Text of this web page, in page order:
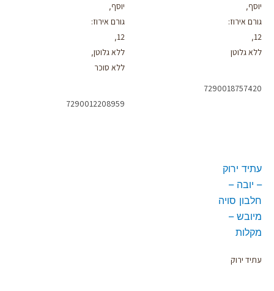
יוסף,
גורם אירוז:
12
,
ללא גלוטן
7290018757420
יוסף,
גורם אירוז:
12
,
ללא גלוטן,
ללא סוכר
7290012208959
עתיד ירוק
– יובה –
חלבון סויה
מיובש –
מקלות
עתיד ירוק